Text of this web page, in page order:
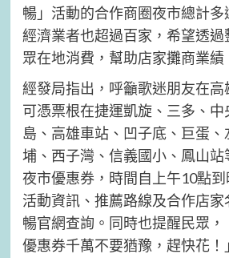
暢」活動的合作商圈夜市總計
經濟業者也超過百家，希望透過
眾在地消費，幫助店家攤商業績
經發局指出，呼籲歌迷朋友在高
可憑票根在捷運凱旋、三多、中
島、高雄車站、凹子底、巨蛋
埔、西子灣、信義國小、鳳山站
夜市優惠券，時間自上午10點
活動資訊、推薦路線及合作店
暢官網查詢。同時也提醒民眾
優惠券千萬不要猶豫，趕快花